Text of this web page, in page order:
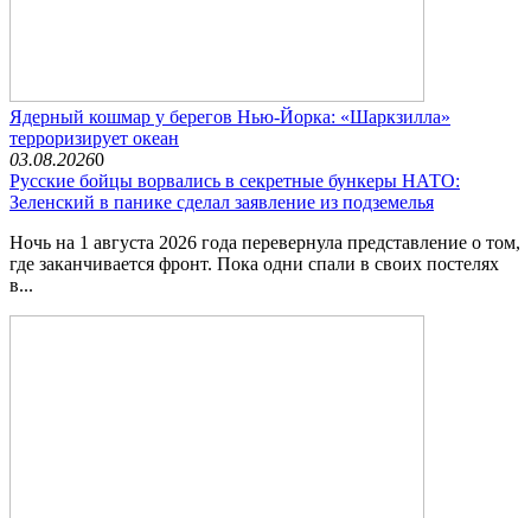
Ядерный кошмар у берегов Нью-Йорка: «Шаркзилла»
терроризирует океан
03.08.20260
Русские бойцы ворвались в секретные бункеры НАТО:
Зеленский в панике сделал заявление из подземелья
Ночь на 1 августа 2026 года перевернула представление о том,
где заканчивается фронт. Пока одни спали в своих постелях
в...